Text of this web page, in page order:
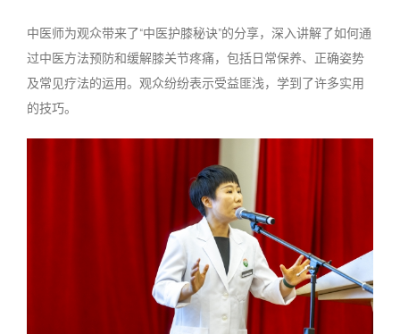
中医师为观众带来了“中医护膝秘诀”的分享，深入讲解了如何通
过中医方法预防和缓解膝关节疼痛，包括日常保养、正确姿势
及常见疗法的运用。观众纷纷表示受益匪浅，学到了许多实用
的技巧。